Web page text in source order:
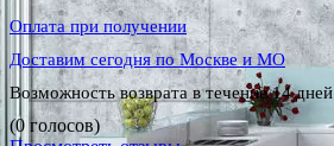
Оплата при получении
Доставим сегодня по Москве и МО
Возможность возврата в течение 14 дней
(0 голосов)